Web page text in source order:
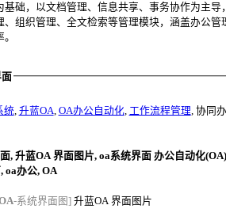
础，以文档管理、信息共享、事务协作为主导
组织管理、全文检索等管理模块，涵盖办公管
统, 升蓝OA, OA办公自动化, 工作流程管理 , 协同
, 升蓝OA 界面图片, oa系统界面 办公自动化
oa办公, OA
-系统界面图] 升蓝OA 界面图片